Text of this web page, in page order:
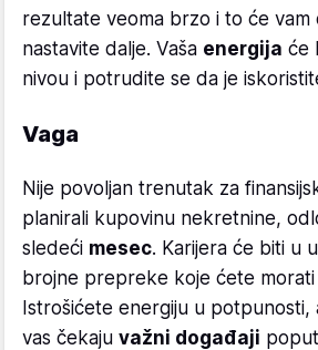
rezultate veoma brzo i to će vam
nastavite dalje. Vaša energija će
nivou i potrudite se da je
Vaga
Nije povoljan trenutak za
planirali kupovinu nekretnine,
sledeći mesec. Karijera će biti u
brojne prepreke koje ćete
Istrošićete energiju u potpunosti,
vas čekaju važni događaji